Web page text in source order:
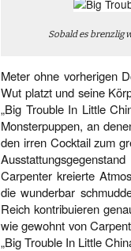
Sobald es brenzlig
Meter ohne vorherigen
Wut platzt und seine
„Big Trouble In Little
Monsterpuppen, an
den irren Cocktail zum
Carpenter kreierte
die wunderbar
Reich kontribuieren
wie gewohnt von
„Big Trouble In Little